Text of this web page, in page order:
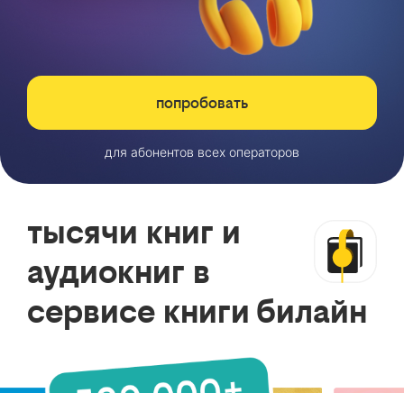
попробовать
для абонентов всех операторов
тысячи книг и
аудиокниг в
сервисе книги билайн